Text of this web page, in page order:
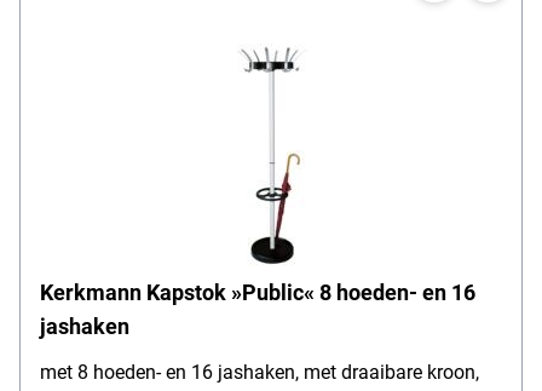
Kerkmann Kapstok »Public« 8 hoeden- en 16
jashaken
met 8 hoeden- en 16 jashaken, met draaibare kroon,